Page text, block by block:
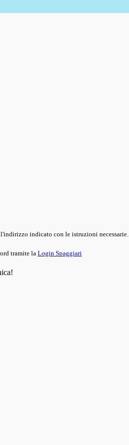
indicato con le istruzioni necessarie.
tramite la Login Spaggiari